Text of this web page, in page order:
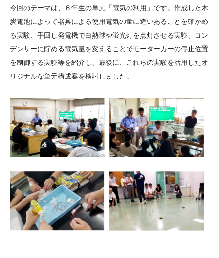
次世代理系人材育成プ
ログラム助成
今回のテーマは、６年生の単元「電気の利用」です。作成した木
炭電池によって器具による使用電気の量に違いあることを確かめ
る実験、手回し発電機で白熱球や蛍光灯を点灯させる実験、コン
デンサーに貯める電気量を変えることでモーターカーの停止位置
を制御する実験等を紹介し、最後に、これらの実験を活用したオ
リジナルな単元構成案を検討しました。